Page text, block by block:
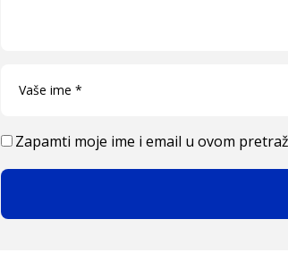
Zapamti moje ime i email u ovom